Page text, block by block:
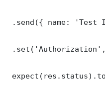
.send({ name: 'Test